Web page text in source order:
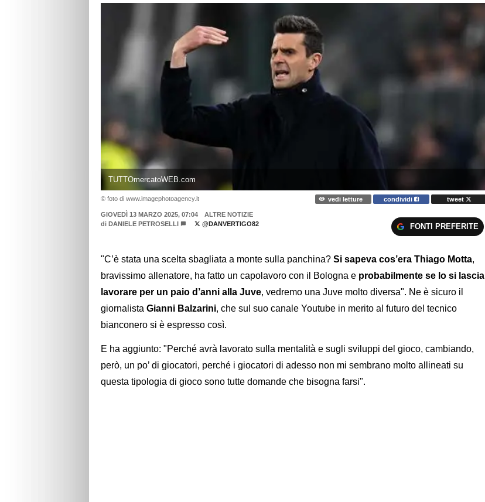
TUTTOmercatoWEB.com
© foto di www.imagephotoagency.it vedi letture condividi tweet
GIOVEDÌ 13 MARZO 2025, 07:04
ALTRE NOTIZIE
di DANIELE PETROSELLI @DANVERTIGO82 FONTI PREFERITE
"C’è stata una scelta sbagliata a monte sulla panchina? Si sapeva cos’era Thiago Motta,
bravissimo allenatore, ha fatto un capolavoro con il Bologna e probabilmente se lo si lascia
lavorare per un paio d’anni alla Juve, vedremo una Juve molto diversa". Ne è sicuro il
giornalista Gianni Balzarini, che sul suo canale Youtube in merito al futuro del tecnico
bianconero si è espresso così.
E ha aggiunto: "Perché avrà lavorato sulla mentalità e sugli sviluppi del gioco, cambiando,
però, un po’ di giocatori, perché i giocatori di adesso non mi sembrano molto allineati su
questa tipologia di gioco sono tutte domande che bisogna farsi".